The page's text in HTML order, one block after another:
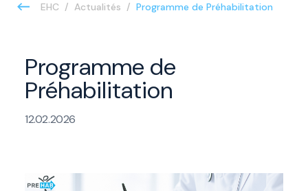
EHC Actualités Programme de Préhabilitation
Programme de
Préhabilitation
12.02.2026